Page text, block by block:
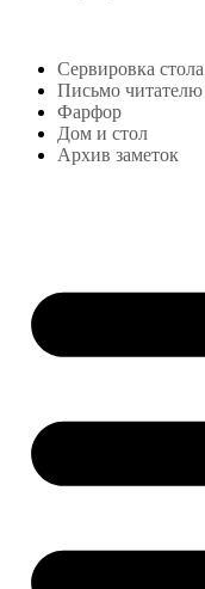
Сервировка стола
Письмо читателю
Фарфор
Дом и стол
Архив заметок